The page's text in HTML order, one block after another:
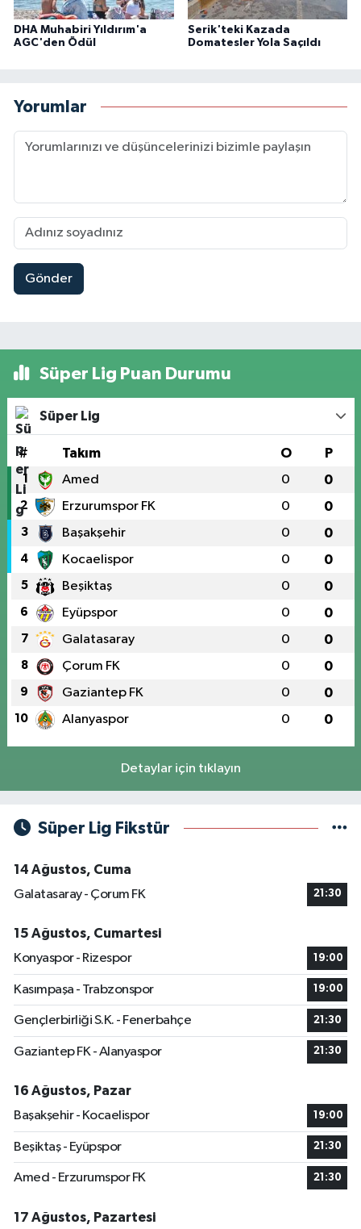
DHA Muhabiri Yıldırım'a
AGC'den Ödül
Serik'teki Kazada
Domatesler Yola Saçıldı
Yorumlar
Gönder
Süper Lig Puan Durumu
Süper Lig
# Takım O P
1 Amed 0 0
2 Erzurumspor FK 0 0
3 Başakşehir 0 0
4 Kocaelispor 0 0
5 Beşiktaş 0 0
6 Eyüpspor 0 0
7 Galatasaray 0 0
8 Çorum FK 0 0
9 Gaziantep FK 0 0
10 Alanyaspor 0 0
Detaylar için tıklayın
Süper Lig Fikstür
14 Ağustos, Cuma
Galatasaray - Çorum FK
21:30
15 Ağustos, Cumartesi
Konyaspor - Rizespor
19:00
Kasımpaşa - Trabzonspor 19:00
Gençlerbirliği S.K. - Fenerbahçe 21:30
Gaziantep FK - Alanyaspor 21:30
16 Ağustos, Pazar
Başakşehir - Kocaelispor
19:00
Beşiktaş - Eyüpspor 21:30
Amed - Erzurumspor FK 21:30
17 Ağustos, Pazartesi